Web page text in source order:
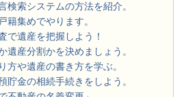
検索システムの方法を紹介。
籍集めでやります。
で遺産を把握しよう！
遺産分割かを決めましょう。
方や遺産の書き方を学ぶ。
貯金の相続手続きをしよう。